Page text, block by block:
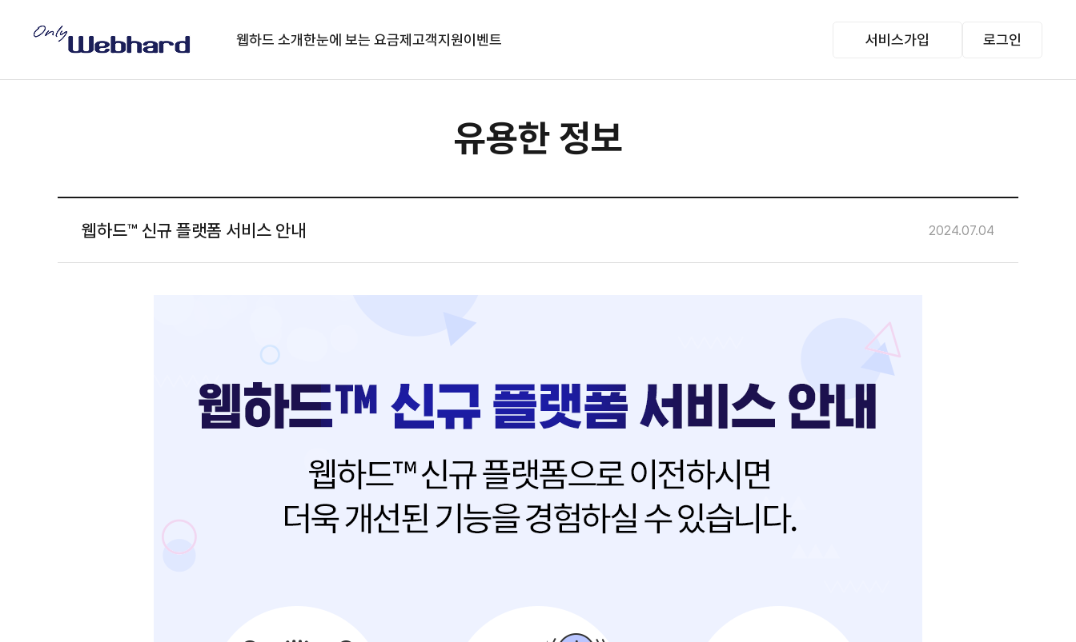
웹하드 소개한눈에 보는 요금제 고객지원이벤트 서비스가입 로그인
유용한 정보
웹하드™ 신규 플랫폼 서비스 안내 2024.07.04